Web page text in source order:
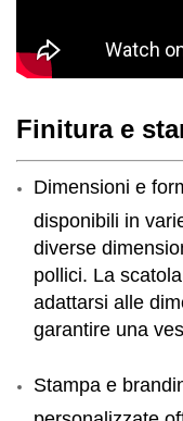
Finitura e
Dimensioni e
disponibili in
diverse
pollici. La
adattarsi alle
garantire una
Stampa e
personalizzate